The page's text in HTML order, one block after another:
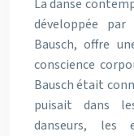
La danse
développée
Bausch, offre
conscience
Bausch était
puisait dans
danseurs, les